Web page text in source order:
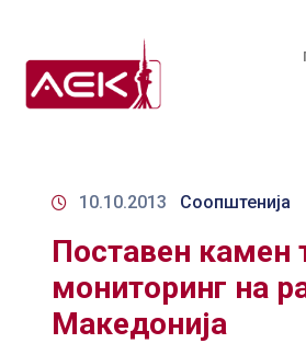
10.10.2013 Соопштенија
Поставен камен
мониторинг на
Македонија